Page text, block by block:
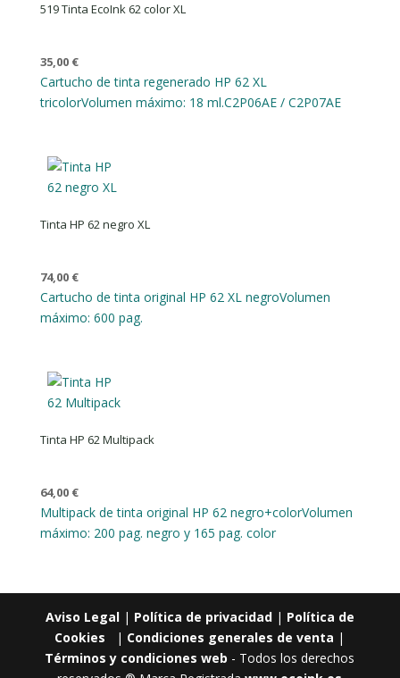
519 Tinta EcoInk 62 color XL
35,00 €
Cartucho de tinta regenerado HP 62 XL
tricolorVolumen máximo: 18 ml.C2P06AE / C2P07AE
Tinta HP 62 negro XL
74,00 €
Cartucho de tinta original HP 62 XL negroVolumen
máximo: 600 pag.
Tinta HP 62 Multipack
64,00 €
Multipack de tinta original HP 62 negro+colorVolumen
máximo: 200 pag. negro y 165 pag. color
Aviso Legal| Política de privacidad| Política de
Cookies | Condiciones generales de venta |
Términos y condiciones web - Todos los derechos